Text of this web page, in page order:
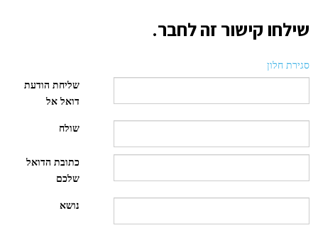
שילחו קישור זה לחבר.
סגירת חלון
שליחת הודעת
דואל אל
שולח
כתובת הדואל
שלכם
נושא